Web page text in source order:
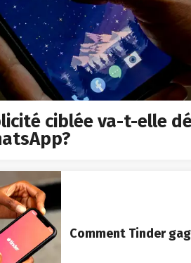
ciblée va-t-elle
Comment Tinder